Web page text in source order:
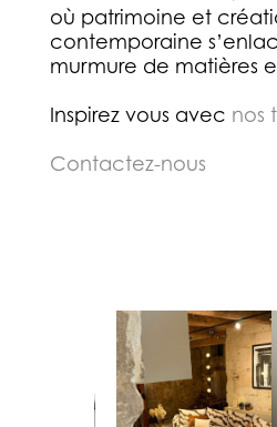
où patrimoine et
contemporaine
murmure de matières
Inspirez vous avec nos
Contactez-nous